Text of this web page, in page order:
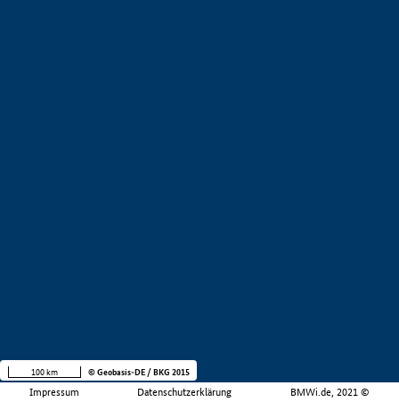
Impressum Datenschutzerklärung BMWi.de, 2021 ©
100 km © Geobasis-DE / BKG 2015